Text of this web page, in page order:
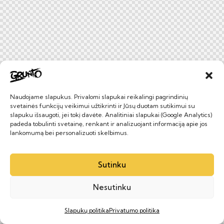
Naudojame slapukus. Privalomi slapukai reikalingi pagrindinių
svetainės funkcijų veikimui užtikrinti ir Jūsų duotam sutikimui su
slapuku išsaugoti, jei tokį davėte. Analitiniai slapukai (Google Analytics)
padeda tobulinti svetainę, renkant ir analizuojant informaciją apie jos
lankomumą bei personalizuoti skelbimus.
Sutinku
Nesutinku
Slapukų politikaPrivatumo politika